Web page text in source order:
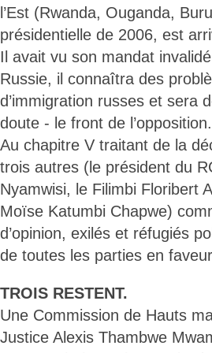
l’Est (Rwanda, Ouganda,
présidentielle de 2006, est
Il avait vu son mandat
Russie, il connaîtra des
d’immigration russes et sera
doute - le front de l’opposition.
Au chapitre V traitant de la
trois autres (le président du
Nyamwisi, le Filimbi Floribert
Moïse Katumbi Chapwe)
d’opinion, exilés et réfugiés
de toutes les parties en
TROIS RESTENT.
Une Commission de Hauts
Justice Alexis Thambwe